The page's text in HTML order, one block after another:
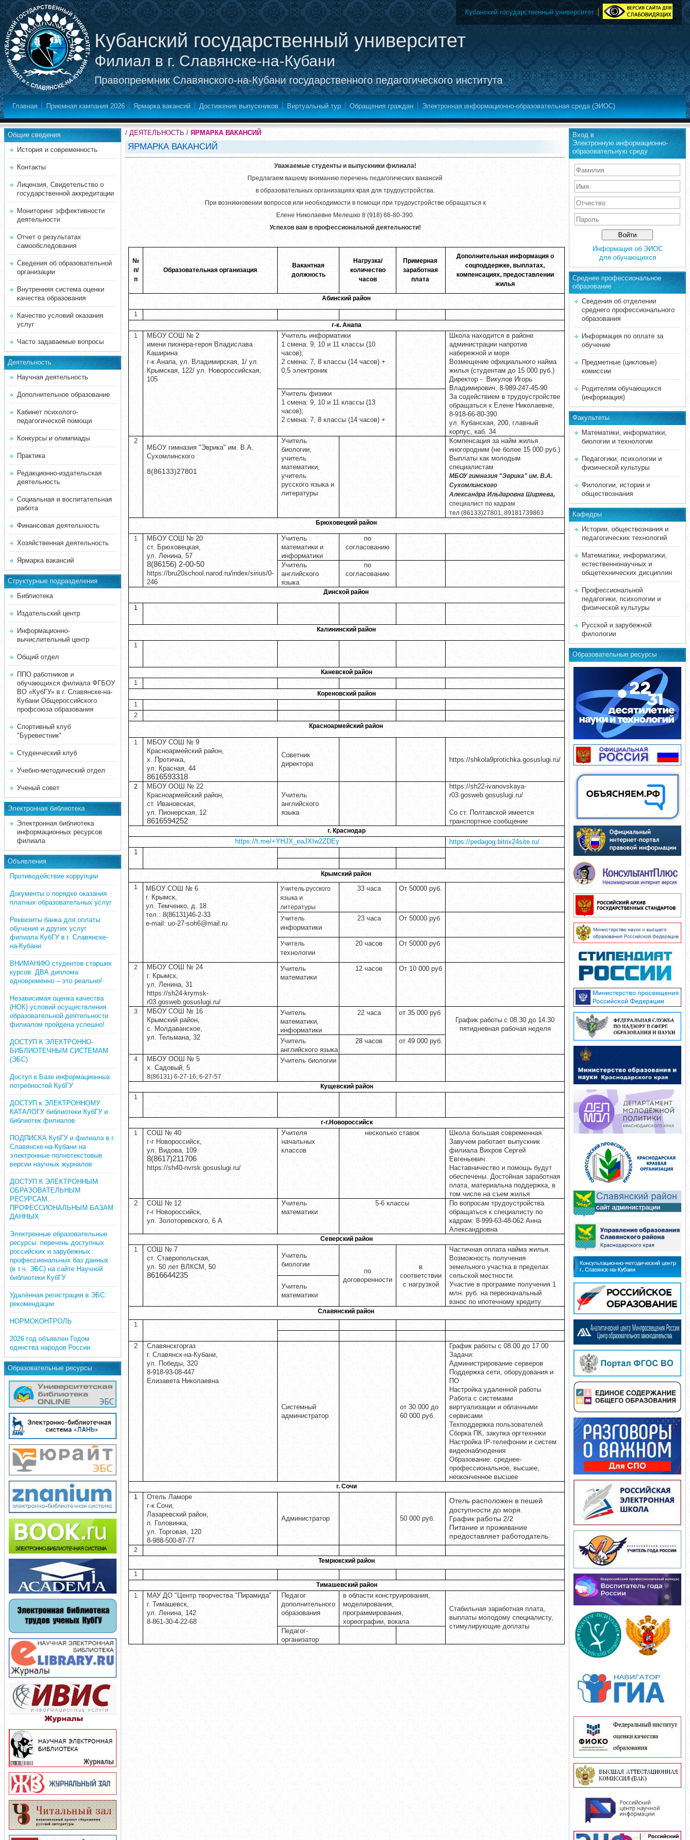
Кубанский государственный университет
Филиал в г. Славянске-на-Кубани
Правопреемник Славянского-на-Кубани государственного педагогического института
Кубанский государственный университет
Главная Приемная кампания 2026 Ярмарка вакансий Достижения выпускников Виртуальный тур Обращения граждан Электронная информационно-образовательная среда (ЭИОС)
Общие сведения
История и современность
Контакты
Лицензия, Свидетельство о
государственной аккредитации
Мониторинг эффективности
деятельности
Отчет о результатах
самообследования
Сведения об образовательной
организации
Внутренняя система оценки
качества образования
Качество условий оказания
услуг
Часто задаваемые вопросы
Деятельность
Научная деятельность
Дополнительное образование
Кабинет психолого-
педагогической помощи
Конкурсы и олимпиады
Практика
Редакционно-издательская
деятельность
Социальная и воспитательная
работа
Финансовая деятельность
Хозяйственная деятельность
Ярмарка вакансий
Структурные подразделения
Библиотека
Издательский центр
Информационно-
вычислительный центр
Общий отдел
ППО работников и
обучающихся филиала ФГБОУ
ВО «КубГУ» в г. Славянске-на-
Кубани Общероссийского
профсоюза образования
Спортивный клуб
"Буревестник"
Студенческий клуб
Учебно-методический отдел
Ученый совет
Электронная библиотека
Электронная библиотека
информационных ресурсов
филиала
Объявления
Противодействие коррупции
Документы о порядке оказания
платных образовательных услуг
Реквизиты банка для оплаты
обучения и других услуг
филиала КубГУ в г. Славянске-
на-Кубани
ВНИМАНИЮ студентов старших
курсов: ДВА диплома
одновременно – это реально!
Независимая оценка качества
(НОК) условий осуществления
образовательной деятельности
филиалом пройдена успешно!
ДОСТУП К ЭЛЕКТРОННО-
БИБЛИОТЕЧНЫМ СИСТЕМАМ
(ЭБС)
Доступ к Базе информационных
потребностей КубГУ
ДОСТУП к ЭЛЕКТРОННОМУ
КАТАЛОГУ библиотеки КубГУ и
библиотек филиалов
ПОДПИСКА КубГУ и филиала в г.
Славянске-на-Кубани на
электронные полнотекстовые
версии научных журналов
ДОСТУП К ЭЛЕКТРОННЫМ
ОБРАЗОВАТЕЛЬНЫМ
РЕСУРСАМ,
ПРОФЕССИОНАЛЬНЫМ БАЗАМ
ДАННЫХ
Электронные образовательные
ресурсы: перечень доступных
российских и зарубежных
профессиональных баз данных
(в т.ч. ЭБС) на сайте Научной
библиотеки КубГУ
Удалённая регистрация в ЭБС:
рекомендации
НОРМОКОНТРОЛЬ
2026 год объявлен Годом
единства народов России
Образовательные ресурсы
/ ДЕЯТЕЛЬНОСТЬ / ЯРМАРКА ВАКАНСИЙ
ЯРМАРКА ВАКАНСИЙ
Уважаемые студенты и выпускники филиала!
Предлагаем вашему вниманию перечень педагогических вакансий
в образовательных организациях края для трудоустройства.
При возникновении вопросов или необходимости в помощи при трудоустройстве обращаться к
Елене Николаевне Мелешко 8 (918) 66-80-390.
Успехов вам в профессиональной деятельности!
№
п/
п
Образовательная организация
Вакантная
должность
Нагрузка/
количество
часов
Примерная
заработная
плата
Дополнительная информация о
соцподдержке, выплатах,
компенсациях, предоставлении
жилья
Абинский район
1
г-к. Анапа
1
МБОУ СОШ № 2
имени пионера-героя Владислава
Каширина
г-к Анапа, ул. Владимирская, 1/ ул.
Крымская, 122/ ул. Новороссийская,
105
Учитель информатики
1 смена: 9, 10 и 11 классы (10
часов);
2 смена: 7, 8 классы (14 часов) +
0,5 электроник
Школа находится в районе
администрации напротив
набережной и моря
Возмещение официального найма
жилья (студентам до 15 000 руб.)
Директор - Викулов Игорь
Владимирович, 8-989-247-45-90
За содействием в трудоустройстве
обращаться к Елене Николаевне,
8-918-66-80-390
ул. Кубанская, 200, главный
корпус, каб. 34
Учитель физики
1 смена: 9, 10 и 11 классы (13
часов);
2 смена: 7, 8 классы (14 часов) +
2
МБОУ гимназия "Эврика" им. В.А.
Сухомлинского
8(86133)27801
Учитель
биологии,
учитель
математики,
учитель
русского языка и
литературы
Компенсация за найм жилья
иногородним (не более 15 000 руб.)
Выплаты как молодым
специалистам
МБОУ гимназия "Эврика" им. В.А.
Сухомлинского
Александра Ильдаровна Ширяева,
специалист по кадрам
тел (86133)27801, 89181739863
Брюховецкий район
1
МБОУ СОШ № 20
ст. Брюховецкая,
ул. Ленина, 57
8(86156) 2-00-50
https://bru20school.narod.ru/index/sirius/0-
246
Учитель
математики и
информатики
по
согласованию
Учитель
английского
языка
по
согласованию
Динской район
1
Калининский район
1
Каневской район
1
Кореновский район
1
2
Красноармейский район
1
МБОУ СОШ № 9
Красноармейский район,
х. Протичка,
ул. Красная, 44
8616593318
Советник
директора
https://shkola9protichka.gosuslugi.ru/
2
МБОУ ООШ № 22
Красноармейский район,
ст. Ивановская,
ул. Пионерская, 12
8616594252
Учитель
английского
языка
https://sh22-ivanovskaya-
r03.gosweb.gosuslugi.ru/
Со ст. Полтавской имеется
транспортное сообщение
г. Краснодар
https://t.me/+YHJX_eaJXIw2ZDEy
https://pedagog.bitrix24site.ru/
1
Крымский район
1
МБОУ СОШ № 6
г. Крымск,
ул. Темченко, д. 18
тел.: 8(86131)46-2-33
e-mail: uo-27-soh6@mail.ru
Учитель русского
языка и
литературы
33 часа От 50000 руб.
Учитель
информатики
23 часа От 50000 руб
Учитель
технологии
20 часов От 50000 руб
2
МБОУ СОШ № 24
г. Крымск,
ул. Ленина, 31
https://sh24-krymsk-
r03.gosweb.gosuslugi.ru/
Учитель
математики
12 часов От 10 000 руб
3
МБОУ СОШ № 16
Крымский район,
с. Молдаванское,
ул. Тельмана, 32
Учитель
математики,
информатики
22 часа
от 35 000 руб
График работы с 08.30 до 14.30
пятидневная рабочая неделя
Учитель
английского языка
28 часов от 49 000 руб.
4
МБОУ ООШ № 5
х. Садовый, 5
8(86131) 6-27-16; 6-27-57
Учитель биологии
Кущевский район
1
г-г.Новороссийск
1
СОШ № 40
г-г Новороссийск,
ул. Видова, 109
8(8617)211706
https://sh40-nvrsk.gosuslugi.ru/
Учителя
начальных
классов
несколько ставок
Школа большая современная.
Завучем работает выпускник
филиала Вихров Сергей
Евгеньевич.
Наставничество и помощь будут
обеспечены. Достойная заработная
плата, материальна поддержка, в
том числе на съем жилья
2
СОШ № 12
г-г Новороссийск,
ул. Золоторевского, 6 А
Учитель
математики
5-6 классы
По вопросам трудоустройства
обращаться к специалисту по
кадрам: 8-999-63-48-062 Анна
Александровна
Северский район
1
СОШ № 7
ст. Ставропольская,
ул. 50 лет ВЛКСМ, 50
8616644235
Учитель
биологии
по
договоренности
в
соответствии
с нагрузкой
Частичная оплата найма жилья.
Возможность получения
земельного участка в пределах
сельской местности.
Участие в программе получения 1
млн. руб. на первоначальный
взнос по ипотечному кредиту
Учитель
математики
Славянский район
1
2
Славянскгоргаз
г. Славянск-на-Кубани,
ул. Победы, 320
8-918-93-08-447
Елизавета Николаевна
Системный
администратор
от 30 000 до
60 000 руб.
График работы с 08.00 до 17.00
Задачи:
Администрирование серверов
Поддержка сети, оборудования и
ПО
Настройка удаленной работы
Работа с системами
виртуализации и облачными
сервисами
Техподдержка пользователей
Сборка ПК, закупка оргтехники
Настройка IP-телефонии и систем
видеонаблюдения
Образование: среднее-
профессиональное, высшее,
неоконченное высшее
г. Сочи
1
Отель Ламоре
г-к Сочи,
Лазаревский район,
п. Головинка,
ул. Торговая, 120
8-988-500-87-77
Администратор 50 000 руб.
Отель расположен в пешей
доступности до моря.
График работы 2/2
Питание и проживание
предоставляет работодатель
2
Темрюкский район
1
Тимашевский район
1
МАУ ДО "Центр творчества "Пирамида"
г. Тимашевск,
ул. Ленина, 142
8-861-30-4-22-68
Педагог
дополнительного
образования
в области конструирования,
моделирования,
программирования,
хореографии, вокала
Стабильная заработная плата,
выплаты молодому специалисту,
стимулирующие доплаты
Педагог-
организатор
Вход в
Электронную информационно-
образовательную среду
Информация об ЭИОС
для обучающихся
Среднее професcиональное
образование
Сведения об отделении
среднего профессионального
образования
Информация по оплате за
обучение
Предметные (цикловые)
комиссии
Родителям обучающихся
(информация)
Факультеты
Математики, информатики,
биологии и технологии
Педагогики, психологии и
физической культуры
Филологии, истории и
обществознания
Кафедры
Истории, обществознания и
педагогических технологий
Математики, информатики,
естественнонаучных и
общетехнических дисциплин
Профессиональной
педагогики, психологии и
физической культуры
Русской и зарубежной
филологии
Образовательные ресурсы